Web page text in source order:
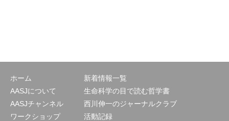
ホーム
AASJについて
AASJチャンネル
ワークショップ
新着情報一覧
生命科学の目で読む哲学書
西川伸一のジャーナルクラブ
活動記録